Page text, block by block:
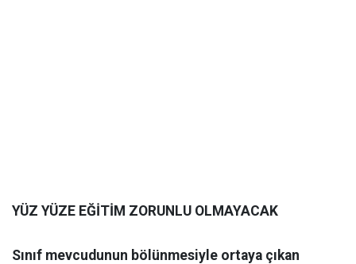
YÜZ YÜZE EĞİTİM ZORUNLU OLMAYACAK
Sınıf mevcudunun bölünmesiyle ortaya çıkan